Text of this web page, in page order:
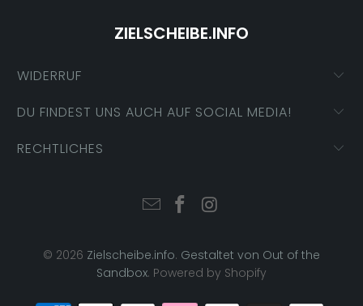
ZIELSCHEIBE.INFO
WIDERRUF
DU FINDEST UNS AUCH AUF SOCIAL MEDIA!
RECHTLICHES
© 2026 Zielscheibe.info. Gestaltet von Out of the
Sandbox. Powered by Shopify